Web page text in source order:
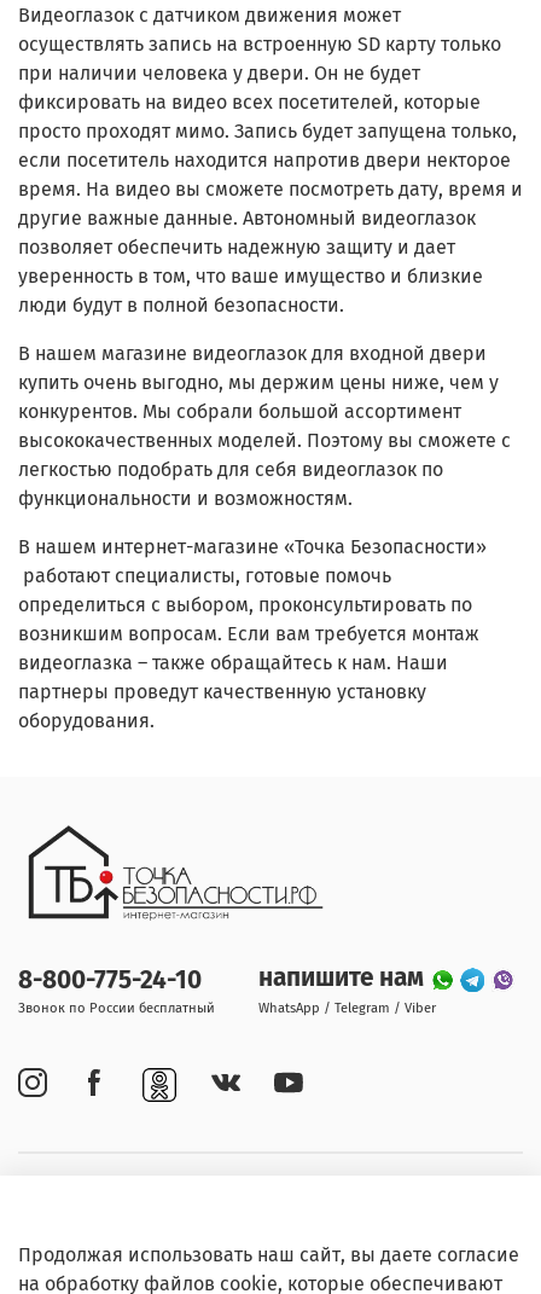
Видеоглазок с датчиком движения может
осуществлять запись на встроенную SD карту только
при наличии человека у двери. Он не будет
фиксировать на видео всех посетителей, которые
просто проходят мимо. Запись будет запущена только,
если посетитель находится напротив двери некторое
время. На видео вы сможете посмотреть дату, время и
другие важные данные. Автономный видеоглазок
позволяет обеспечить надежную защиту и дает
уверенность в том, что ваше имущество и близкие
люди будут в полной безопасности.
В нашем магазине видеоглазок для входной двери
купить очень выгодно, мы держим цены ниже, чем у
конкурентов. Мы собрали большой ассортимент
высококачественных моделей. Поэтому вы сможете с
легкостью подобрать для себя видеоглазок по
функциональности и возможностям.
В нашем интернет-магазине «Точка Безопасности»
работают специалисты, готовые помочь
определиться с выбором, проконсультировать по
возникшим вопросам. Если вам требуется монтаж
видеоглазка – также обращайтесь к нам. Наши
партнеры проведут качественную установку
оборудования.
Информация
8-800-775-24-10
Звонок по России бесплатный
напишите нам
WhatsApp / Telegram / Viber
Продолжая использовать наш сайт, вы даете согласие
на обработку файлов cookie, которые обеспечивают